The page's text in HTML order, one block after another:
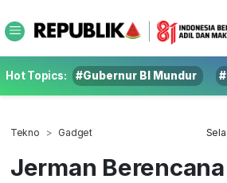
Hot Topics: #Gubernur BI Mundur
Tekno Gadget
Jerman